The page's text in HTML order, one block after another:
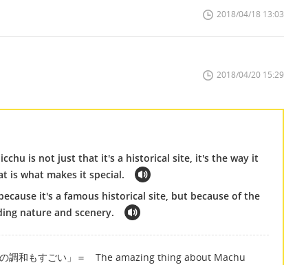
2018/04/18 13:03
2018/04/20 15:29
is not just that it's a historical site, it's the way it
is what makes it special.
it's a famous historical site, but because of the
nature and scenery.
の調和もすごい」＝ The amazing thing about Machu